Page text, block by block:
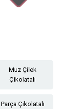
Muz Çilek
Çikolatalı
Parça Çikolatalı